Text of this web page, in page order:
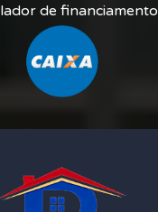
de financiamento